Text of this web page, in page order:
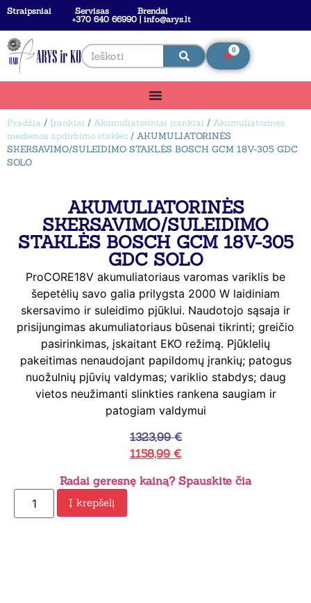
Straipsniai Servisas
Brendai
+370 640 66990 | info@arys.lt
0
Pradžia / Įrankiai / Akumuliatoriniai įrankiai / Akumuliatorinės
medienos apdirbimo staklės / AKUMULIATORINĖS
SKERSAVIMO/SULEIDIMO STAKLĖS BOSCH GCM 18V-305 GDC
SOLO
AKUMULIATORINĖS
SKERSAVIMO/SULEIDIMO
STAKLĖS BOSCH GCM 18V-305
GDC SOLO
ProCORE18V akumuliatoriaus varomas variklis be
šepetėlių savo galia prilygsta 2000 W laidiniam
skersavimo ir suleidimo pjūklui. Naudotojo sąsaja ir
prisijungimas akumuliatoriaus būsenai tikrinti; greičio
pasirinkimas, įskaitant EKO režimą. Pjūklelių
pakeitimas nenaudojant papildomų įrankių; patogus
nuožulnių pjūvių valdymas; variklio stabdys; daug
vietos neužimanti slinkties rankena saugiam ir
patogiam valdymui
1323,99€
1158,99 €
Radai geresnę kainą? Spauskite čia
Į krepšelį